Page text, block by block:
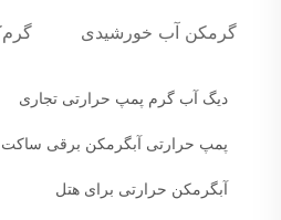
گرمکن آب خورشیدی
دیگ آب گرم پمپ حرارتی تجاری
پمپ حرارتی آبگرمکن برقی ساکت
آبگرمکن حرارتی برای هتل